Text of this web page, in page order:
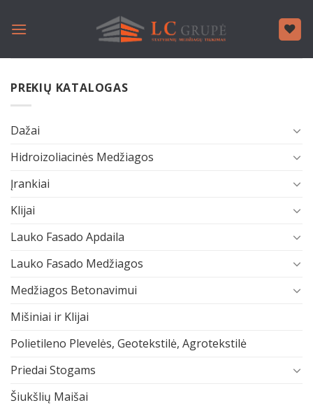
PREKIŲ KATALOGAS
Dažai
Hidroizoliacinės Medžiagos
Įrankiai
Klijai
Lauko Fasado Apdaila
Lauko Fasado Medžiagos
Medžiagos Betonavimui
Mišiniai ir Klijai
Polietileno Plevelės, Geotekstilė, Agrotekstilė
Priedai Stogams
Šiukšlių Maišai